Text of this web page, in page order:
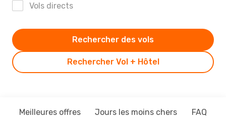
Vols directs
Rechercher Vol + Hôtel
Rechercher des vols
Meilleures offres Jours les moins chers FAQ